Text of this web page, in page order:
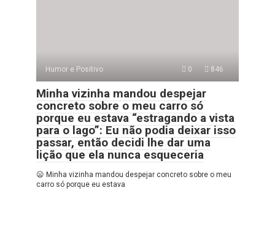
Humor e Positivo 0 846
Minha vizinha mandou despejar
concreto sobre o meu carro só
porque eu estava “estragando a vista
para o lago”: Eu não podia deixar isso
passar, então decidi lhe dar uma
lição que ela nunca esqueceria
😦 Minha vizinha mandou despejar concreto sobre o meu
carro só porque eu estava